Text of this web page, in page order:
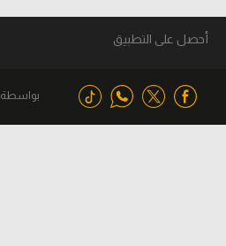
أحصل على التطبيق
بواسطة